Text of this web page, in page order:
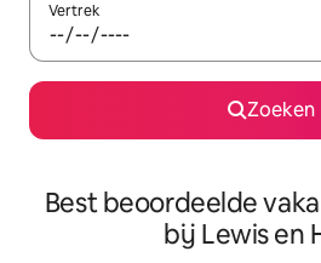
Vertrek
Zoeken
Best beoordeelde
bij Lewis en